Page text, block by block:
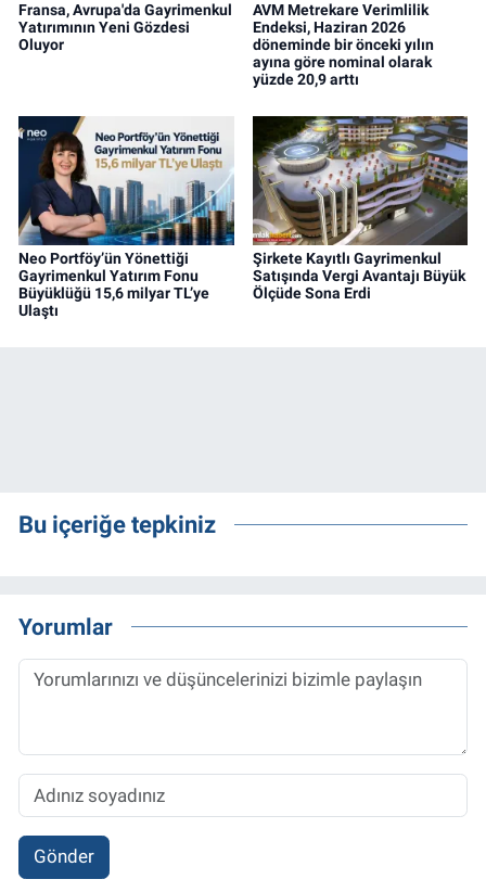
Fransa, Avrupa'da Gayrimenkul
Yatırımının Yeni Gözdesi
Oluyor
AVM Metrekare Verimlilik
Endeksi, Haziran 2026
döneminde bir önceki yılın
ayına göre nominal olarak
yüzde 20,9 arttı
Neo Portföy’ün Yönettiği
Gayrimenkul Yatırım Fonu
Büyüklüğü 15,6 milyar TL’ye
Ulaştı
Şirkete Kayıtlı Gayrimenkul
Satışında Vergi Avantajı Büyük
Ölçüde Sona Erdi
Bu içeriğe tepkiniz
Yorumlar
Gönder